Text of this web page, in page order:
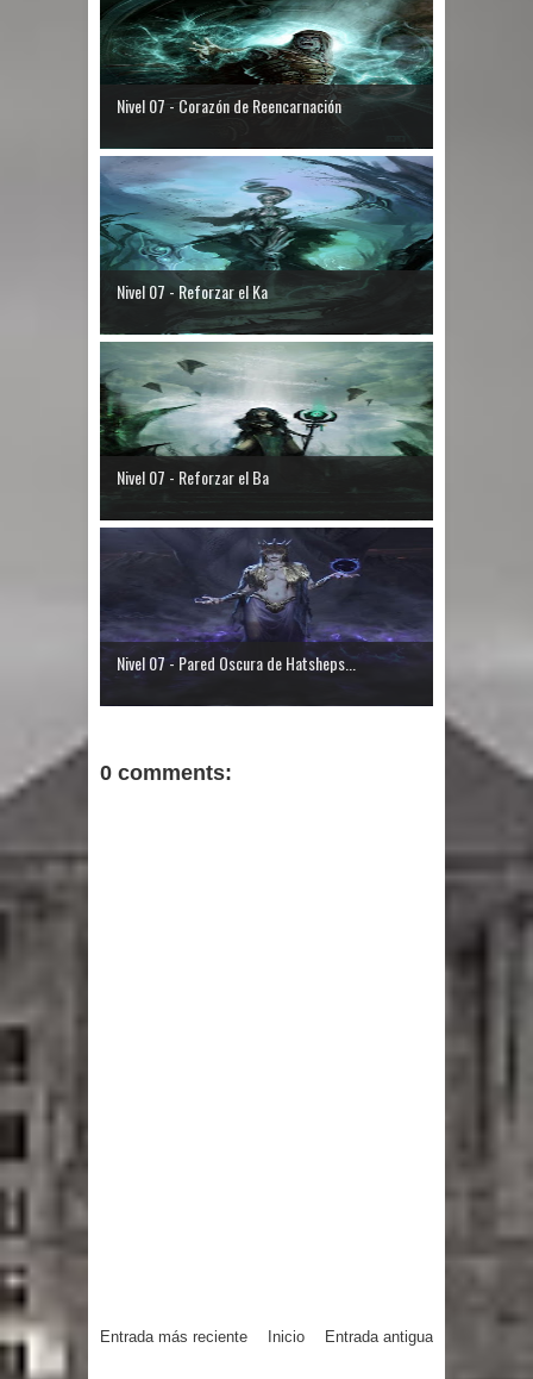
Nivel 07 - Corazón de Reencarnación
Nivel 07 - Reforzar el Ka
Nivel 07 - Reforzar el Ba
Nivel 07 - Pared Oscura de Hatsheps...
0 comments:
Entrada más reciente Entrada antigua
Inicio